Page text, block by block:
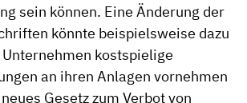
sein können. Eine Änderung der
könnte beispielsweise dazu
kostspielige
an ihren Anlagen vornehmen
Gesetz zum Verbot von